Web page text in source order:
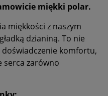
miękki polar.
miękkości z naszym
dzianiną. To nie
komfortu,
serca zarówno